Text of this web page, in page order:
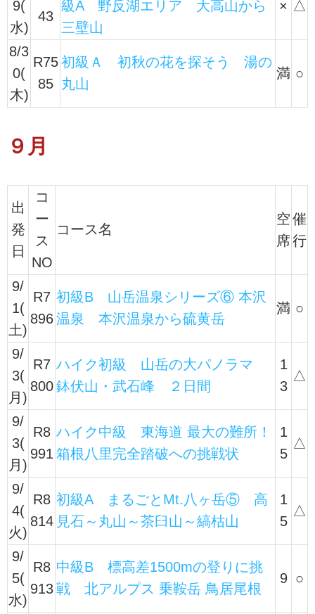
9(
水)
43
級A 野反湖エリア 大高山から
三壁山
× △
8/3
0(
木)
R75
85
初級Ａ 初秋の花を探そう 湯の
丸山
満 ○
９月
出
発
日
コ
ー
ス
NO
コース名
空
席
催
行
9/
1(
土)
R7
896
初級B 山岳温泉シリーズ⑥ 本沢
温泉 本沢温泉から硫黄岳
満 ○
9/
3(
月)
R7
800
ハイク初級 山岳の大パノラマ
鉢伏山・武石峰 ２日間
1
3
△
9/
3(
月)
R8
991
ハイク中級 東海道 最大の難所！
箱根八里完全踏破への挑戦状
1
5
△
9/
4(
火)
R8
814
初級A まるごとMt.八ヶ岳⑤ 高
見石～丸山～茶臼山～縞枯山
1
5
△
9/
5(
水)
R8
913
中級B 標高差1500mの登りに挑
戦 北アルプス 乗鞍岳 鳥居尾根
9 ○